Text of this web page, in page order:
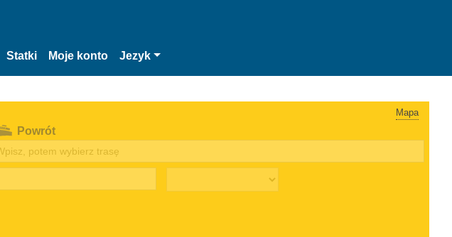
Statki Moje konto Jezyk
Mapa
Powrót